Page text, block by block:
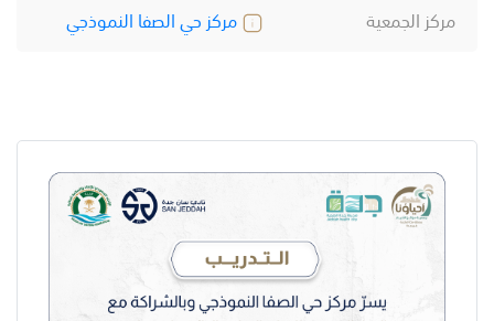
مركز الجمعية
مركز حي الصفا النموذجي